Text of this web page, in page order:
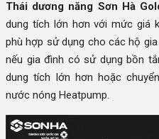
Thái dương năng Sơn Hà
dung tích lớn hơn với mức giá
phù hợp sử dụng cho các hộ
nếu gia đình có sử dụng bồn
dung tích lớn hơn hoặc
nước nóng Heatpump.